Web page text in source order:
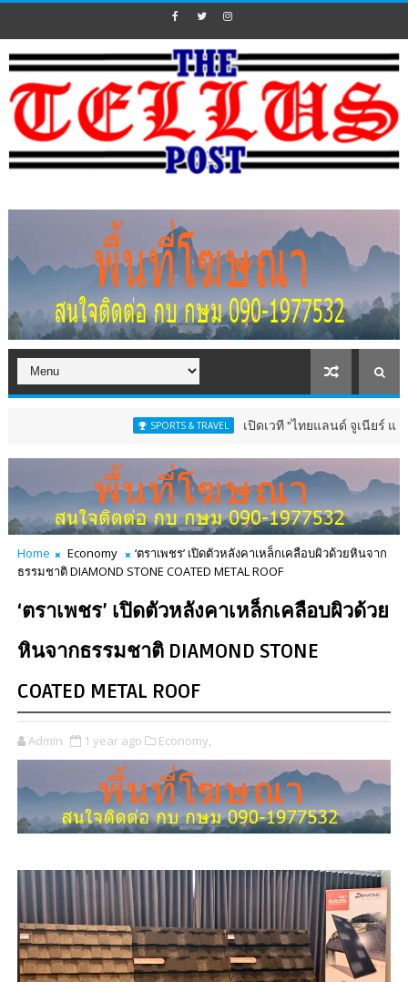
SPORTS & TRAVEL เปิดเวที "ไทยแลนด์ จูเนียร์ แชมเปี้ยนชิ
Home Economy
‘ตราเพชร’ เปิดตัวหลังคาเหล็กเคลือบผิวด้วยหินจาก
ธรรมชาติ DIAMOND STONE COATED METAL ROOF
‘ตราเพชร’ เปิดตัวหลังคาเหล็กเคลือบผิวด้วย
หินจากธรรมชาติ DIAMOND STONE
COATED METAL ROOF
Admin 1 year ago Economy,